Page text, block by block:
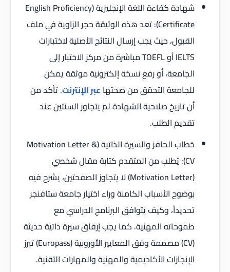
شهادة كفاءة اللغة الإنجليزية (English Proficiency
Certificate): تعد هذه الوثيقة حجر الزاوية في ملف
القبول، حيث يجب إرسال النتائج الأصلية لاختبارات
IELTS أو TOEFL مباشرة من مركز الاختبار إلى
الجامعة، أو رفع نسخة إلكترونية موثقة يمكن
للجامعة التحقق من صحتها عبر الإنترنت. تأكد من
أن تاريخ صلاحية الشهادة لم يتجاوز السنتين عند
تقديم الطلب.
خطاب الحافز والسيرة الذاتية (Motivation Letter &
CV): يُطلب من المتقدم كتابة مقال شخصي
(Motivation Letter) لا يتجاوز الصفحتين، يشرح فيه
بوضوح الأسباب الكامنة وراء اختيار جامعة ستافنجر
تحديداً، وكيف يتوافق البرنامج الدراسي مع
طموحاته المهنية. كما يجب إرفاق سيرة ذاتية حديثة
(CV) مصممة وفق المعايير الأوروبية (Europass) تبرز
الإنجازات الأكاديمية والمهنية والمهارات التقنية.